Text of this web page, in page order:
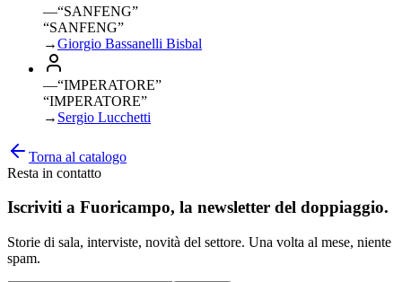
—“SANFENG”
“SANFENG”
→Giorgio Bassanelli Bisbal
—“IMPERATORE”
“IMPERATORE”
→ Sergio Lucchetti
Torna al catalogo
Resta in contatto
Iscriviti a Fuoricampo, la newsletter del doppiaggio.
Storie di sala, interviste, novità del settore. Una volta al mese, niente
spam.